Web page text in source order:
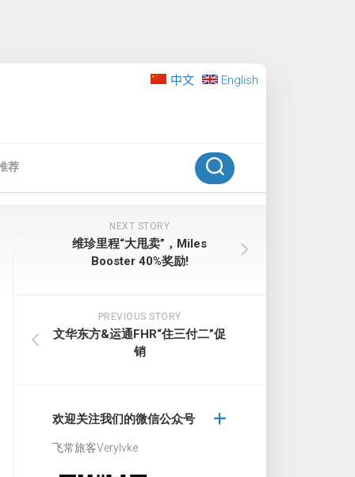
荐
中文 English
NEXT STORY
维珍里程“大甩卖”，Miles
Booster 40%奖励!
PREVIOUS STORY
文华东方&运通FHR“住三付二”促
销
欢迎关注我们的微信公众号
飞常旅客Verylvke